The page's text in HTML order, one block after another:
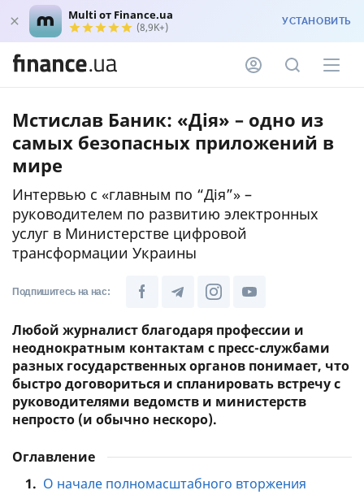
Multi от Finance.ua
(8,9K+) УСТАНОВИТЬ
Мстислав Баник: «Дія» – одно из
самых безопасных приложений в
мире
Интервью с «главным по “Дія”» –
руководителем по развитию электронных
услуг в Министерстве цифровой
трансформации Украины
Подпишитесь на нас:
Любой журналист благодаря профессии и
неоднократным контактам с пресс-службами
разных государственных органов понимает, что
быстро договориться и спланировать встречу с
руководителями ведомств и министерств
непросто (и обычно нескоро).
Оглавление
1. О начале полномасштабного вторжения